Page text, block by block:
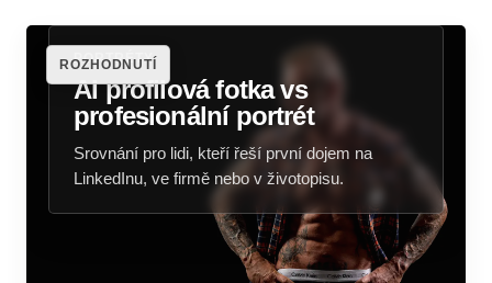
ROZHODNUTÍ
PORTRÉTY
AI profilová fotka vs
profesionální portrét
Srovnání pro lidi, kteří řeší první dojem na
LinkedInu, ve firmě nebo v životopisu.